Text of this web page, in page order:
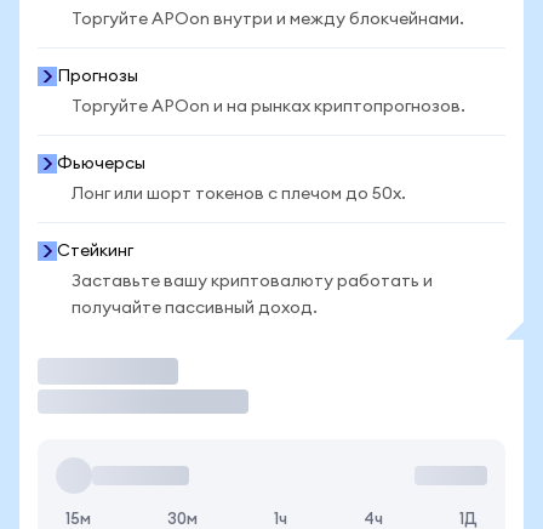
Торгуйте APOon внутри и между блокчейнами.
Прогнозы
Торгуйте APOon и на рынках криптопрогнозов.
Фьючерсы
Лонг или шорт токенов с плечом до 50x.
Стейкинг
Заставьте вашу криптовалюту работать и
получайте пассивный доход.
15м 30м 1ч 4ч 1Д